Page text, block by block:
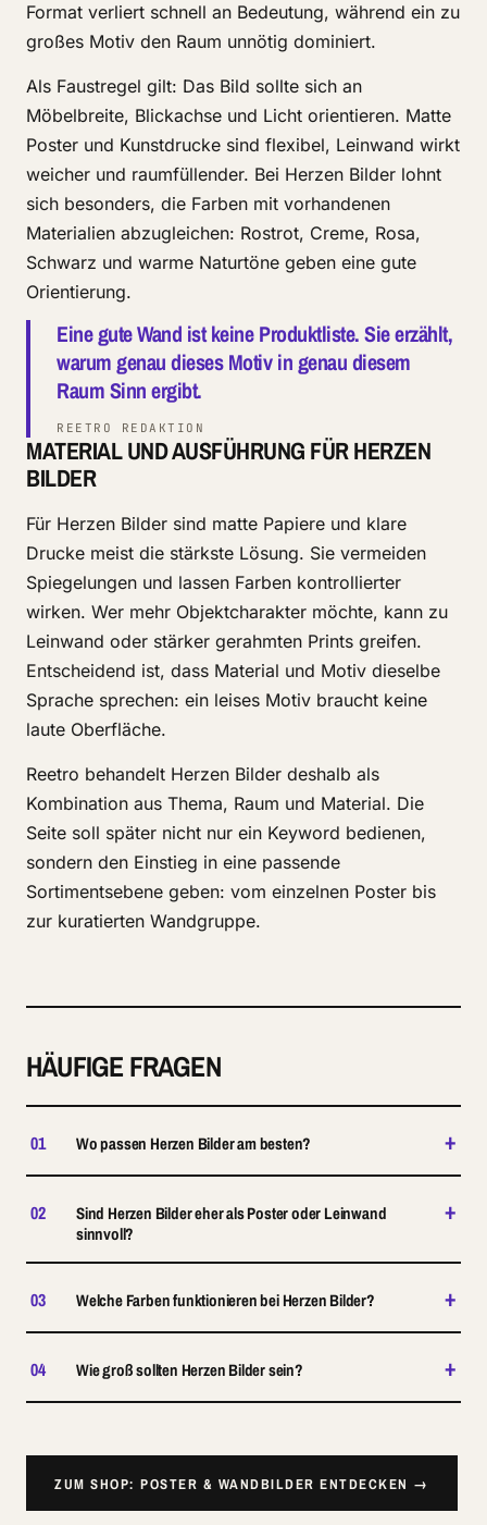
Format verliert schnell an Bedeutung, während ein zu
großes Motiv den Raum unnötig dominiert.
Als Faustregel gilt: Das Bild sollte sich an
Möbelbreite, Blickachse und Licht orientieren. Matte
Poster und Kunstdrucke sind flexibel, Leinwand wirkt
weicher und raumfüllender. Bei Herzen Bilder lohnt
sich besonders, die Farben mit vorhandenen
Materialien abzugleichen: Rostrot, Creme, Rosa,
Schwarz und warme Naturtöne geben eine gute
Orientierung.
Eine gute Wand ist keine Produktliste. Sie erzählt,
warum genau dieses Motiv in genau diesem
Raum Sinn ergibt.
REETRO REDAKTION
MATERIAL UND AUSFÜHRUNG FÜR HERZEN
BILDER
Für Herzen Bilder sind matte Papiere und klare
Drucke meist die stärkste Lösung. Sie vermeiden
Spiegelungen und lassen Farben kontrollierter
wirken. Wer mehr Objektcharakter möchte, kann zu
Leinwand oder stärker gerahmten Prints greifen.
Entscheidend ist, dass Material und Motiv dieselbe
Sprache sprechen: ein leises Motiv braucht keine
laute Oberfläche.
Reetro behandelt Herzen Bilder deshalb als
Kombination aus Thema, Raum und Material. Die
Seite soll später nicht nur ein Keyword bedienen,
sondern den Einstieg in eine passende
Sortimentsebene geben: vom einzelnen Poster bis
zur kuratierten Wandgruppe.
HÄUFIGE FRAGEN
01 Wo passen Herzen Bilder am besten? +
02
Sind Herzen Bilder eher als Poster oder Leinwand
sinnvoll?
+
03 Welche Farben funktionieren bei Herzen Bilder? +
04 Wie groß sollten Herzen Bilder sein? +
ZUM SHOP: POSTER & WANDBILDER ENTDECKEN →